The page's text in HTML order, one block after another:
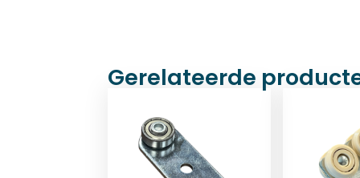
Gerelateerde